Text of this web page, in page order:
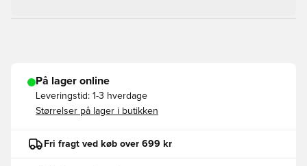
På lager online
Leveringstid: 1-3 hverdage
Størrelser på lager i butikken
Fri fragt ved køb over 699 kr